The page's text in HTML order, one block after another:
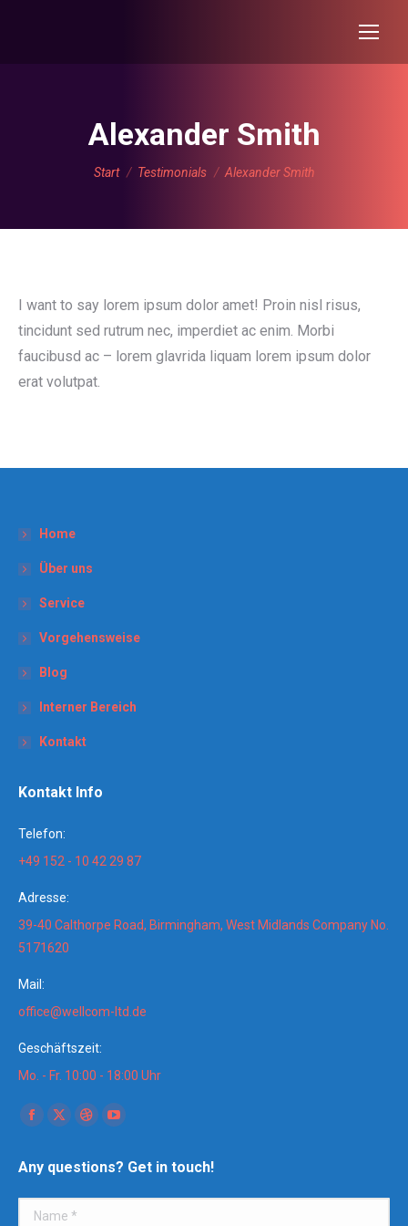
Alexander Smith
Sie befinden sich hier:
Start Testimonials Alexander Smith
I want to say lorem ipsum dolor amet! Proin nisl risus,
tincidunt sed rutrum nec, imperdiet ac enim. Morbi
faucibusd ac – lorem glavrida liquam lorem ipsum dolor
erat volutpat.
Home
Über uns
Service
Vorgehensweise
Blog
Interner Bereich
Kontakt
Kontakt Info
Telefon:
+49 152 - 10 42 29 87
Adresse:
39-40 Calthorpe Road, Birmingham, West Midlands Company No.
5171620
Mail:
office@wellcom-ltd.de
Geschäftszeit:
Mo. - Fr. 10:00 - 18:00 Uhr
Finden Sie uns auf:
Facebook
opens
in
new
X
opens
in
new
Dribbble
opens
in
YouTube
opens
in
Any questions? Get in touch!
Name *